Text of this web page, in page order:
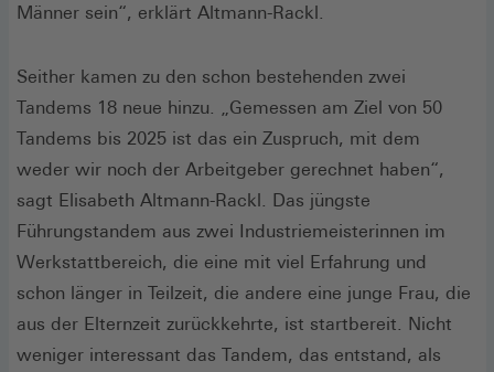
Männer sein“, erklärt Altmann-Rackl.
Seither kamen zu den schon bestehenden zwei
Tandems 18 neue hinzu. „Gemessen am Ziel von 50
Tandems bis 2025 ist das ein Zuspruch, mit dem
weder wir noch der Arbeitgeber gerechnet haben“,
sagt Elisabeth Altmann-Rackl. Das jüngste
Führungstandem aus zwei Industriemeisterinnen im
Werkstattbereich, die eine mit viel Erfahrung und
schon länger in Teilzeit, die andere eine junge Frau, die
aus der Elternzeit zurückkehrte, ist startbereit. Nicht
weniger interessant das Tandem, das entstand, als